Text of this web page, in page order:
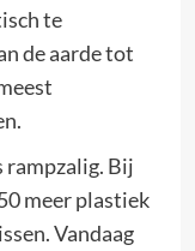
te
de aarde tot
rampzalig. Bij
meer plastiek
Vandaag